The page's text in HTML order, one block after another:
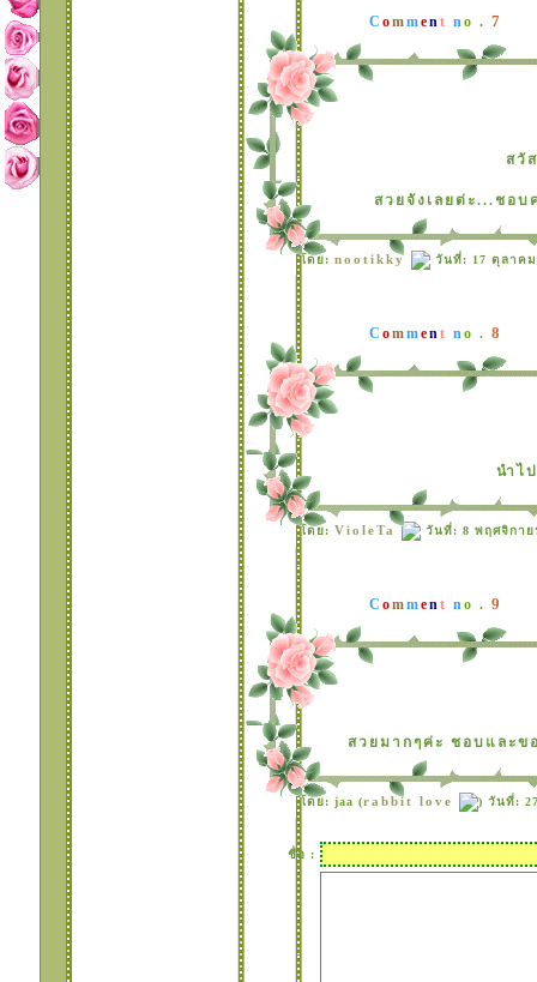
C omment no . 7
สวั
สวยจังเลยต่ะ...ชอ
ดย: nootikky วันที่: 17 ตุลาคม
C omment no . 8
นำไ
ดย: VioleTa วันที่: 8 พฤศจิกาย
C omment no . 9
สวยมากๆค่ะ ชอบและ
ดย: jaa (rabbit love ) วันที่:
ชื่อ :